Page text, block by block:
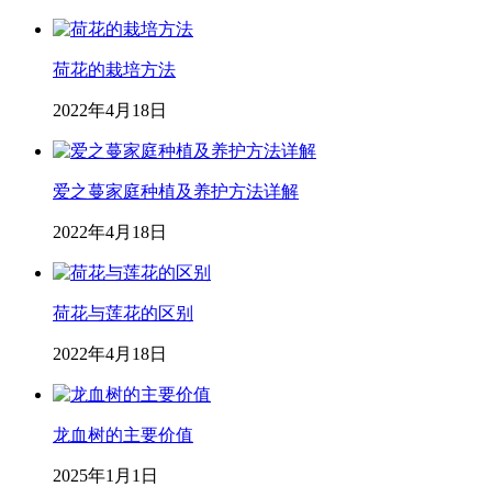
荷花的栽培方法
2022年4月18日
爱之蔓家庭种植及养护方法详解
2022年4月18日
荷花与莲花的区别
2022年4月18日
龙血树的主要价值
2025年1月1日